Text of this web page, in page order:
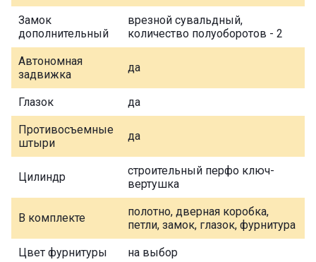
Замок
дополнительный
врезной сувальдный,
количество полуоборотов - 2
Автономная
задвижка
да
Глазок да
Противосъемные
штыри
да
Цилиндр
строительный перфо ключ-
вертушка
В комплекте
полотно, дверная коробка,
петли, замок, глазок, фурнитура
Цвет фурнитуры на выбор